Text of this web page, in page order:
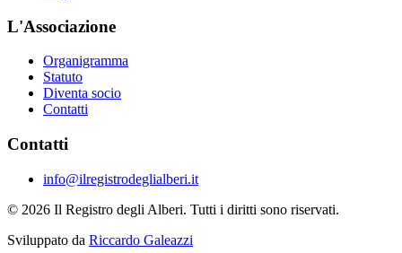
L'Associazione
Organigramma
Statuto
Diventa socio
Contatti
Contatti
info@ilregistrodeglialberi.it
© 2026 Il Registro degli Alberi. Tutti i diritti sono riservati.
Sviluppato da Riccardo Galeazzi